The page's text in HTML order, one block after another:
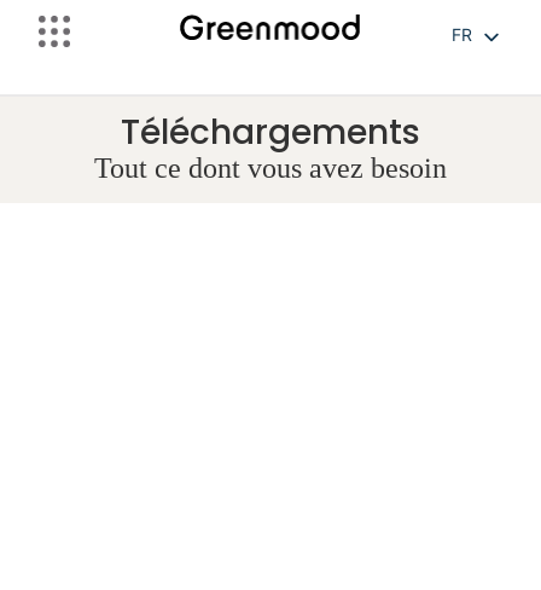
FR
Téléchargements
Tout ce dont vous avez besoin